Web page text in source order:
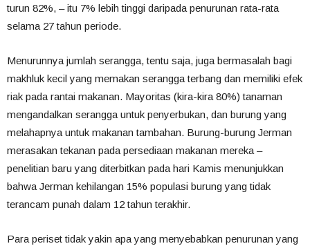
turun 82%, – itu 7% lebih tinggi daripada penurunan rata-rata
selama 27 tahun periode.
Menurunnya jumlah serangga, tentu saja, juga bermasalah bagi
makhluk kecil yang memakan serangga terbang dan memiliki efek
riak pada rantai makanan. Mayoritas (kira-kira 80%) tanaman
mengandalkan serangga untuk penyerbukan, dan burung yang
melahapnya untuk makanan tambahan. Burung-burung Jerman
merasakan tekanan pada persediaan makanan mereka –
penelitian baru yang diterbitkan pada hari Kamis menunjukkan
bahwa Jerman kehilangan 15% populasi burung yang tidak
terancam punah dalam 12 tahun terakhir.
Para periset tidak yakin apa yang menyebabkan penurunan yang